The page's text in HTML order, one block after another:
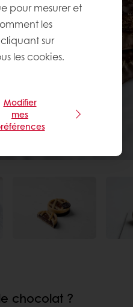
chocolat ?
pour mesurer et
les
sur
les cookies.
Modifier
mes